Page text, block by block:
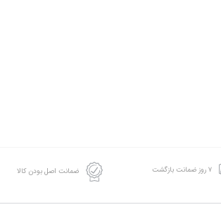
۷ روز ضمانت بازگشت ضمانت اصل بودن کالا